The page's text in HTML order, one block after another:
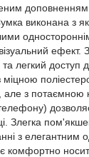
доповненням
виконана з
ефект.
легкий
міцною
але з потаємною
Злегка
з
комфортно